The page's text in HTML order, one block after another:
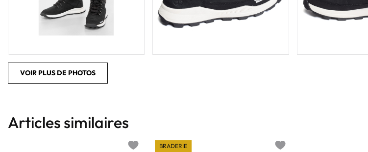
VOIR PLUS DE PHOTOS
Articles similaires
BRADERIE